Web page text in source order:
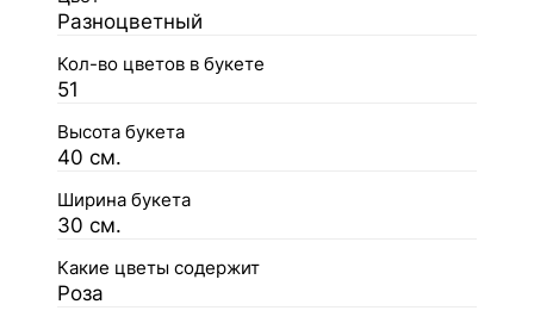
Разноцветный
Кол-во цветов в букете
51
Высота букета
40 см.
Ширина букета
30 см.
Какие цветы содержит
Роза